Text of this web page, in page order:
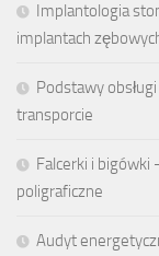
Implantologia
implantach
Podstawy
transporcie
Falcerki i bigówki
poligraficzne
Audyt